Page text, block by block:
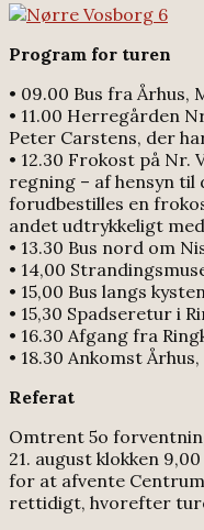
Program for turen
• 09.00 Bus fra Århus,
• 11.00 Herregården
Peter Carstens, der
• 12.30 Frokost på
regning – af hensyn til
forudbestilles en
andet udtrykkeligt
• 13.30 Bus nord om
• 14,00
• 15,00 Bus langs
• 15,30 Spadseretur i
• 16.30 Afgang fra
• 18.30 Ankomst
Referat
Omtrent 5o
21. august klokken
for at afvente
rettidigt, hvorefter